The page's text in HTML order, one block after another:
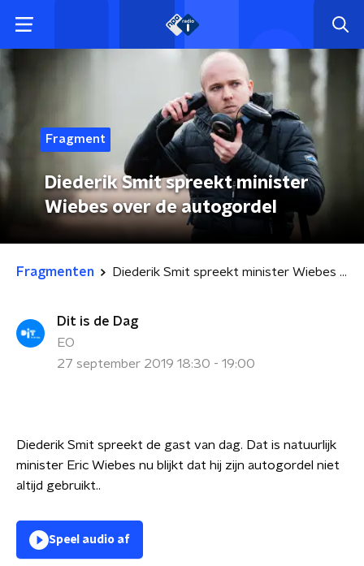
Fragment
Diederik Smit spreekt minister
Wiebes over de autogordel
Fragmenten Diederik Smit spreekt minister Wiebes over de autogordel
Dit is de Dag
EO
27 september 2019 18:30 - 19:00
Diederik Smit spreekt de gast van dag. Dat is natuurlijk
minister Eric Wiebes nu blijkt dat hij zijn autogordel niet
altijd gebruikt..
Speel audio af